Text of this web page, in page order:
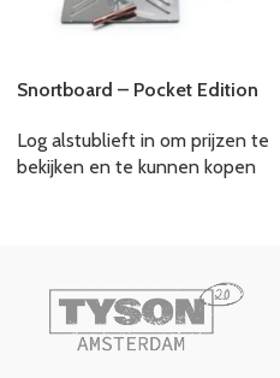
Snortboard – Pocket Edition
Log alstublieft in om prijzen te
bekijken en te kunnen kopen